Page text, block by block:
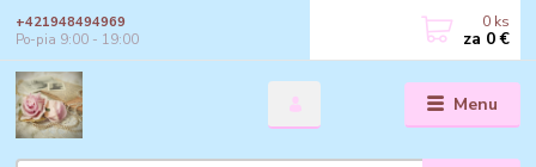
Menu
+421948494969
Po-pia 9:00 - 19:00
0 ks
za 0 €